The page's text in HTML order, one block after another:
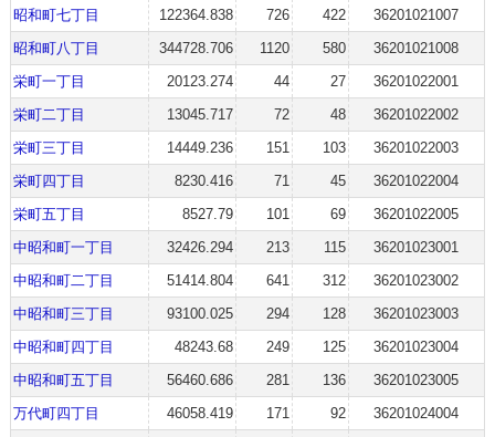
昭和町七丁目
122364.838 726 422
36201021007
昭和町八丁目
344728.706 1120 580
36201021008
栄町一丁目
20123.274 44 27
36201022001
栄町二丁目
13045.717 72 48
36201022002
栄町三丁目
14449.236 151 103
36201022003
栄町四丁目
8230.416 71 45
36201022004
栄町五丁目
8527.79 101 69
36201022005
中昭和町一丁目
32426.294 213 115
36201023001
中昭和町二丁目
51414.804 641 312
36201023002
中昭和町三丁目
93100.025 294 128
36201023003
中昭和町四丁目
48243.68 249 125
36201023004
中昭和町五丁目
56460.686 281 136
36201023005
万代町四丁目
46058.419 171 92
36201024004